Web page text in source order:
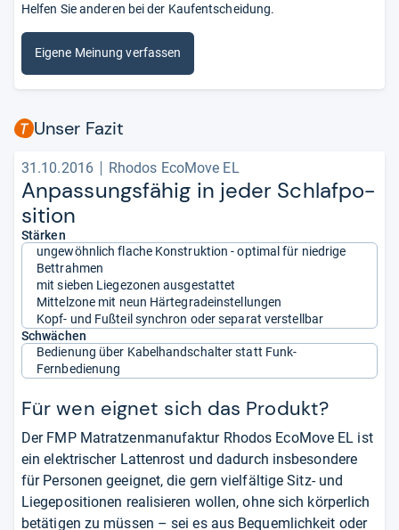
Helfen Sie anderen bei der Kaufentscheidung.
Eigene Meinung verfassen
Unser Fazit
31.10.2016 Rhodos EcoMove EL
Anpas­sungs­fä­hig in jeder Schlaf­po­
si­tion
Stärken
ungewöhnlich flache Konstruktion - optimal für niedrige
Bettrahmen
mit sieben Liegezonen ausgestattet
Mittelzone mit neun Härtegradeinstellungen
Kopf- und Fußteil synchron oder separat verstellbar
Schwächen
Bedienung über Kabelhandschalter statt Funk-
Fernbedienung
Für wen eignet sich das Produkt?
Der FMP Matratzenmanufaktur Rhodos EcoMove EL ist
ein elektrischer Lattenrost und dadurch insbesondere
für Personen geeignet, die gern vielfältige Sitz- und
Liegepositionen realisieren wollen, ohne sich körperlich
betätigen zu müssen – sei es aus Bequemlichkeit oder